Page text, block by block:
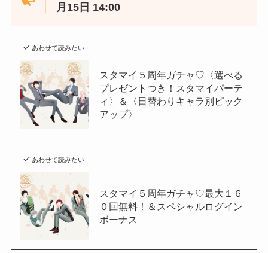
月15日 14:00
あわせて読みたい
スタマイ５周年ガチャ♡〈選べる
プレゼントつき！スタマイパーテ
ィ〉＆〈日替わりキャラ別ピック
アップ〉
あわせて読みたい
スタマイ５周年ガチャ♡最大１６
０回無料！＆スペシャルログイン
ボーナス